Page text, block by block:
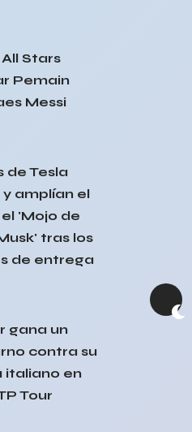
Stars
Pemain
Messi
de Tesla
y amplían el
'Mojo de
tras los
de entrega
gana un
contra su
en
Tour